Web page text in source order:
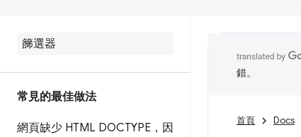
常見的最佳做法
網頁缺少 HTML DOCTYPE，因
錯。
首頁 Docs